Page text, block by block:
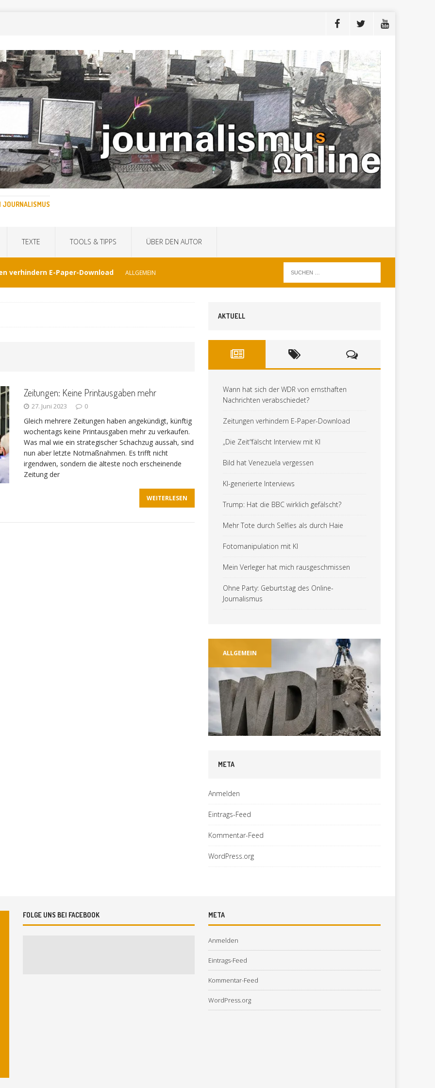
JOURNALISMUS
TEXTE TOOLS & TIPPS ÜBER DEN AUTOR
verhindern E-Paper-Download ALLGEMEIN
Interview mit KI TECHNIK
sich der WDR von ernsthaften Nachrichten
Zeitungen: Keine Printausgaben mehr
27. Juni 2023 0
Gleich mehrere Zeitungen haben angekündigt, künftig
wochentags keine Printausgaben mehr zu verkaufen.
Was mal wie ein strategischer Schachzug aussah, sind
nun aber letzte Notmaßnahmen. Es trifft nicht
irgendwen, sondern die älteste noch erscheinende
Zeitung der
WEITERLESEN
AKTUELL
Wann hat sich der WDR von ernsthaften
Nachrichten verabschiedet?
Zeitungen verhindern E-Paper-Download
„Die Zeit“fälscht Interview mit KI
Bild hat Venezuela vergessen
KI-generierte Interviews
Trump: Hat die BBC wirklich gefälscht?
Mehr Tote durch Selfies als durch Haie
Fotomanipulation mit KI
Mein Verleger hat mich rausgeschmissen
Ohne Party: Geburtstag des Online-
Journalismus
ALLGEMEIN
META
Anmelden
Eintrags-Feed
Kommentar-Feed
WordPress.org
FOLGE UNS BEI FACEBOOK META
Anmelden
Eintrags-Feed
Kommentar-Feed
WordPress.org